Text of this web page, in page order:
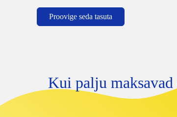
Proovige seda tasuta
Kui palju maksavad